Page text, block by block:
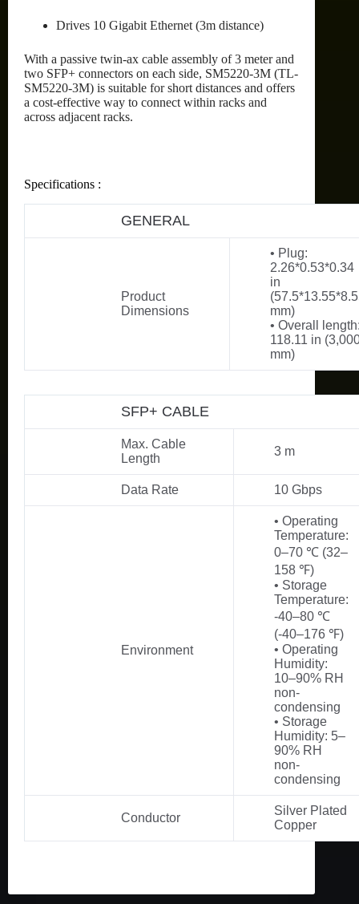
Drives 10 Gigabit Ethernet (3m distance)
With a passive twin-ax cable assembly of 3 meter and
two SFP+ connectors on each side, SM5220-3M (TL-
SM5220-3M) is suitable for short distances and offers
a cost-effective way to connect within racks and
across adjacent racks.
Specifications :
GENERAL
Product
Dimensions
• Plug:
2.26*0.53*0.34
in
mm)
• Overall
118.11 in
mm)
SFP+ CABLE
Max. Cable
Length
3 m
Data Rate 10 Gbps
Environment
• Operating
Temperature:
0–70 ℃ (32–
158 ℉)
• Storage
Temperature:
-40–80 ℃
(-40–176 ℉)
• Operating
Humidity:
10–90% RH
non-
condensing
• Storage
Humidity: 5–
90% RH
non-
condensing
Conductor
Silver Plated
Copper